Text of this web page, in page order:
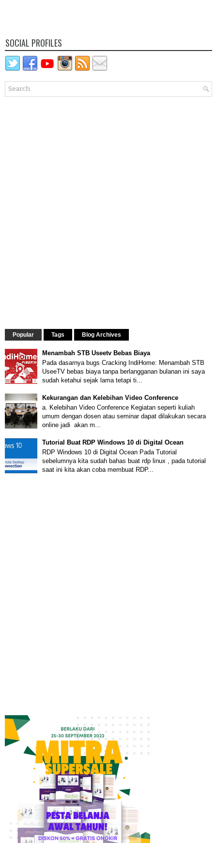
SOCIAL PROFILES
Popular Tags Blog Archives
Menambah STB Useetv Bebas Biaya
Pada dasarnya bugs Cracking IndiHome: Menambah STB
UseeTV bebas biaya tanpa berlangganan bulanan ini saya
sudah ketahui sejak lama tetapi ti...
Kekurangan dan Kelebihan Video Conference
a. Kelebihan Video Conference Kegiatan seperti kuliah
umum dengan dosen atau seminar dapat dilakukan secara
online jadi akan m...
Tutorial Buat RDP Windows 10 di Digital Ocean
RDP Windows 10 di Digital Ocean Pada Tutorial
sebelumnya kita sudah bahas buat rdp linux , pada tutorial
saat ini kita akan coba membuat RDP...